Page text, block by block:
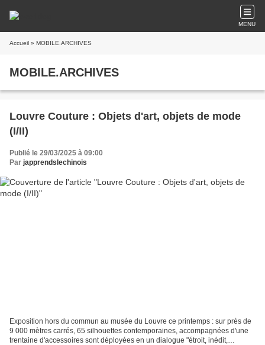
MENU
Accueil » MOBILE.ARCHIVES
MOBILE.ARCHIVES
Louvre Couture : Objets d'art, objets de mode
(I/II)
Publié le 29/03/2025 à 09:00
Par japprendslechinois
Exposition hors du commun au musée du Louvre ce printemps : sur près de
9 000 mètres carrés, 65 silhouettes contemporaines, accompagnées d'une
trentaine d'accessoires sont déployées en un dialogue "étroit, inédit,